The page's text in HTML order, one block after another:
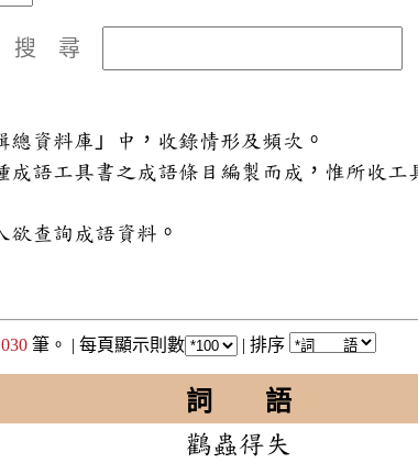
搜 尋
資料庫」中，收錄情形及頻次。
成語工具書之成語條目編製而成，惟所收
查詢成語資料。
筆。 | 每頁顯示則數 | 排序
詞 語
鸛蟲得失